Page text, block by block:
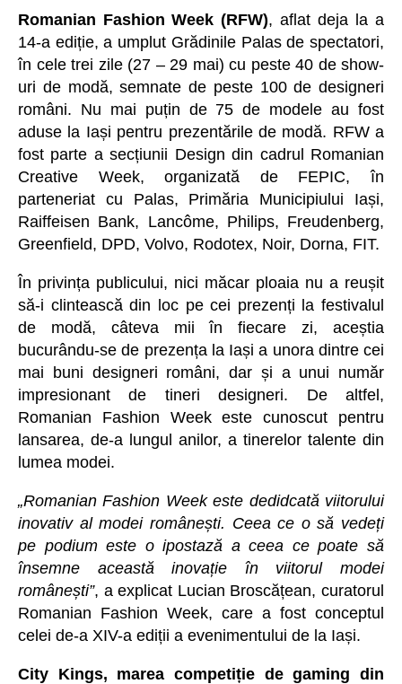
Romanian Fashion Week (RFW), aflat deja la a
14-a ediție, a umplut Grădinile Palas de spectatori,
în cele trei zile (27 – 29 mai) cu peste 40 de show-
uri de modă, semnate de peste 100 de designeri
români. Nu mai puțin de 75 de modele au fost
aduse la Iași pentru prezentările de modă. RFW a
fost parte a secțiunii Design din cadrul Romanian
Creative Week, organizată de FEPIC, în
parteneriat cu Palas, Primăria Municipiului Iași,
Raiffeisen Bank, Lancôme, Philips, Freudenberg,
Greenfield, DPD, Volvo, Rodotex, Noir, Dorna, FIT.
În privința publicului, nici măcar ploaia nu a reușit
să-i clintească din loc pe cei prezenți la festivalul
de modă, câteva mii în fiecare zi, aceștia
bucurându-se de prezența la Iași a unora dintre cei
mai buni designeri români, dar și a unui număr
impresionant de tineri designeri. De altfel,
Romanian Fashion Week este cunoscut pentru
lansarea, de-a lungul anilor, a tinerelor talente din
lumea modei.
„Romanian Fashion Week este dedidcată viitorului
inovativ al modei românești. Ceea ce o să vedeți
pe podium este o ipostază a ceea ce poate să
însemne această inovație în viitorul modei
românești”, a explicat Lucian Broscățean, curatorul
Romanian Fashion Week, care a fost conceptul
celei de-a XIV-a ediții a evenimentului de la Iași.
City Kings, marea competiție de gaming din